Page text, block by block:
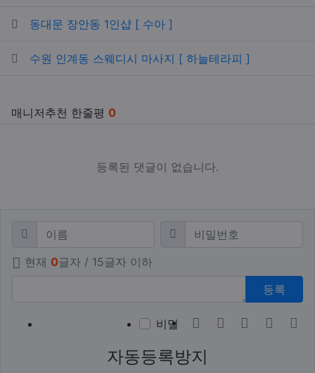
관련자료
동대문 장안동 1인샵 [ 수아 ]
수원 인계동 스웨디시 마사지 [ 하늘테라피 ]
매니저추천 한줄평 0
등록된 댓글이 없습니다.
댓글쓰기
이름 필수 비밀번호 필수
현재 0글자 / 15글자 이하
등록
비밀 이모티콘폰트어썸
동영상 이미지
자동등록방지